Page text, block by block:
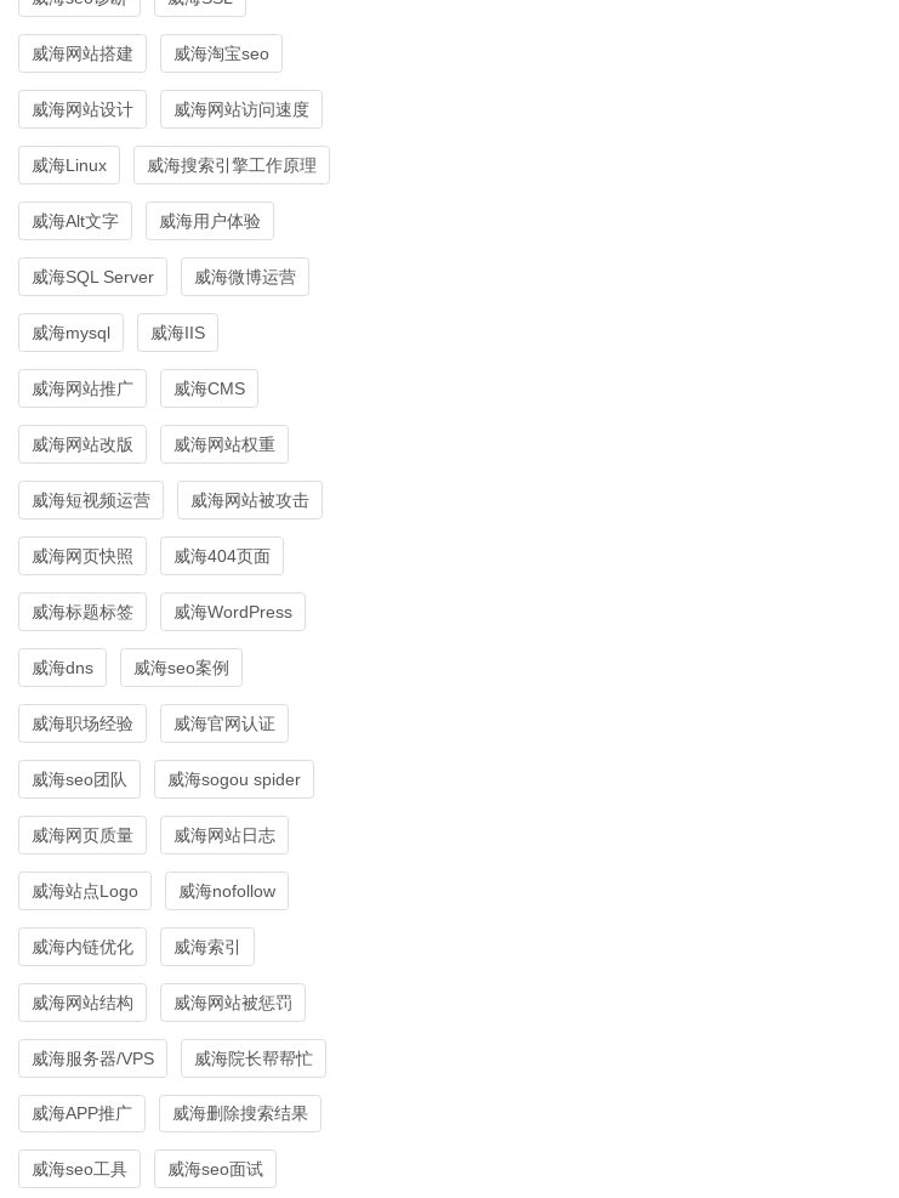
威海网站搭建 威海淘宝seo
威海网站设计 威海网站访问速度
威海Linux 威海搜索引擎工作原理
威海Alt文字 威海用户体验
威海SQL Server 威海微博运营
威海mysql 威海IIS
威海网站推广 威海CMS
威海网站改版 威海网站权重
威海短视频运营 威海网站被攻击
威海网页快照 威海404页面
威海标题标签 威海WordPress
威海dns 威海seo案例
威海职场经验 威海官网认证
威海seo团队 威海sogou spider
威海网页质量 威海网站日志
威海站点Logo 威海nofollow
威海内链优化 威海索引
威海网站结构 威海网站被惩罚
威海服务器/VPS 威海院长帮帮忙
威海APP推广 威海删除搜索结果
威海seo工具 威海seo面试